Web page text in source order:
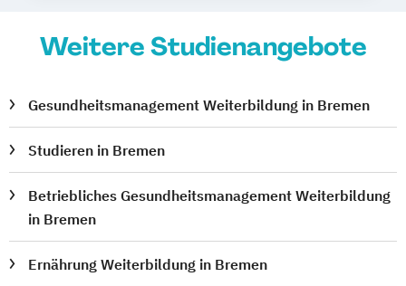
Weitere Studienangebote
Gesundheitsmanagement Weiterbildung in Bremen
Studieren in Bremen
Betriebliches Gesundheitsmanagement Weiterbildung
in Bremen
Ernährung Weiterbildung in Bremen